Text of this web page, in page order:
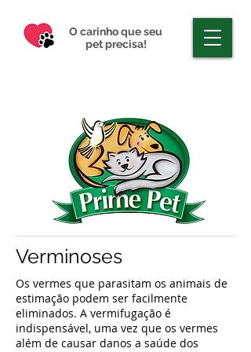
O carinho que seu
pet precisa!
Verminoses
Os vermes que parasitam os animais de
estimação podem ser facilmente
eliminados. A vermifugação é
indispensável, uma vez que os vermes
além de causar danos a saúde dos